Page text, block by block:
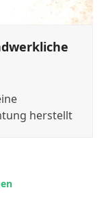
herstellt